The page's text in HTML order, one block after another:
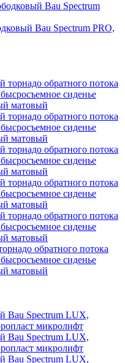
Bau Spectrum PRO,
обратного потока
сиденье
матовый